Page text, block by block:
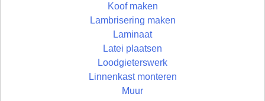
Koof maken
Lambrisering maken
Laminaat
Latei plaatsen
Loodgieterswerk
Linnenkast monteren
Muur